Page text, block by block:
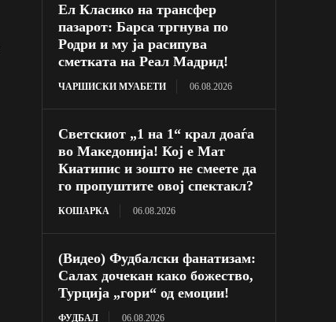
Ел Класико на трансфер
пазарот: Барса тргнува по
Родри и му ја расипува
сметката на Реал Мадрид!
ЧАРШИСКИ МУАБЕТИ 06.08.2026
Светскиот „1 на 1“ крал доаѓа
во Македонија! Кој е Мат
Киатипис и зошто не смеете да
го пропуштите овој спектакл?
КОШАРКА 06.08.2026
(Видео) Фудбалски фанатизам:
Салах дочекан како божество,
Турција „гори“ од емоции!
ФУДБАЛ 06.08.2026